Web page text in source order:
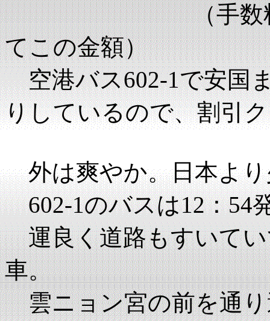
（手数料30％
てこの金額）
空港バス602-1で安国
りしているので、割引
外は爽やか。日本より
602-1のバスは12：54
運良く道路もすいてい
車。
雲ニョン宮の前を通り